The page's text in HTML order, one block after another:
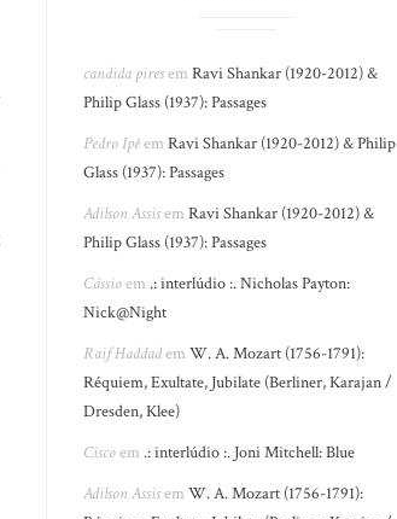
candida piresemRavi Shankar (1920-2012) &
Philip Glass (1937): Passages
Pedro IpêemRavi Shankar (1920-2012) & Philip
Glass (1937): Passages
Adilson AssisemRavi Shankar (1920-2012) &
Philip Glass (1937): Passages
Cássioem .: interlúdio :. Nicholas Payton:
Nick@Night
Raif HaddademW. A. Mozart (1756-1791):
Réquiem, Exultate, Jubilate (Berliner, Karajan /
Dresden, Klee)
Ciscoem .: interlúdio :. Joni Mitchell: Blue
Adilson AssisemW. A. Mozart (1756-1791):